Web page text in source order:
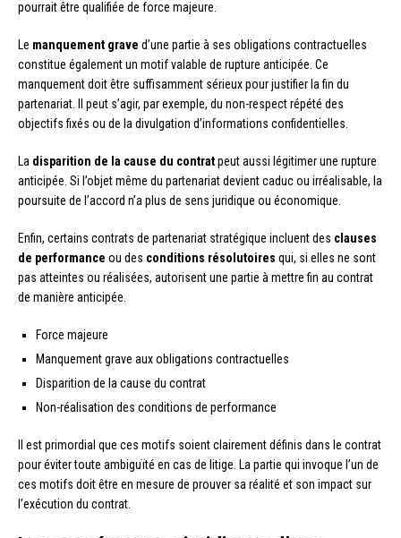
pourrait être qualifiée de force majeure.
Le manquement grave d’une partie à ses obligations contractuelles
constitue également un motif valable de rupture anticipée. Ce
manquement doit être suffisamment sérieux pour justifier la fin du
partenariat. Il peut s’agir, par exemple, du non-respect répété des
objectifs fixés ou de la divulgation d’informations confidentielles.
La disparition de la cause du contratpeut aussi légitimer une rupture
anticipée. Si l’objet même du partenariat devient caduc ou irréalisable, la
poursuite de l’accord n’a plus de sens juridique ou économique.
Enfin, certains contrats de partenariat stratégique incluent des clauses
de performance ou des conditions résolutoires qui, si elles ne sont
pas atteintes ou réalisées, autorisent une partie à mettre fin au contrat
de manière anticipée.
Force majeure
Manquement grave aux obligations contractuelles
Disparition de la cause du contrat
Non-réalisation des conditions de performance
Il est primordial que ces motifs soient clairement définis dans le contrat
pour éviter toute ambiguïté en cas de litige. La partie qui invoque l’un de
ces motifs doit être en mesure de prouver sa réalité et son impact sur
l’exécution du contrat.